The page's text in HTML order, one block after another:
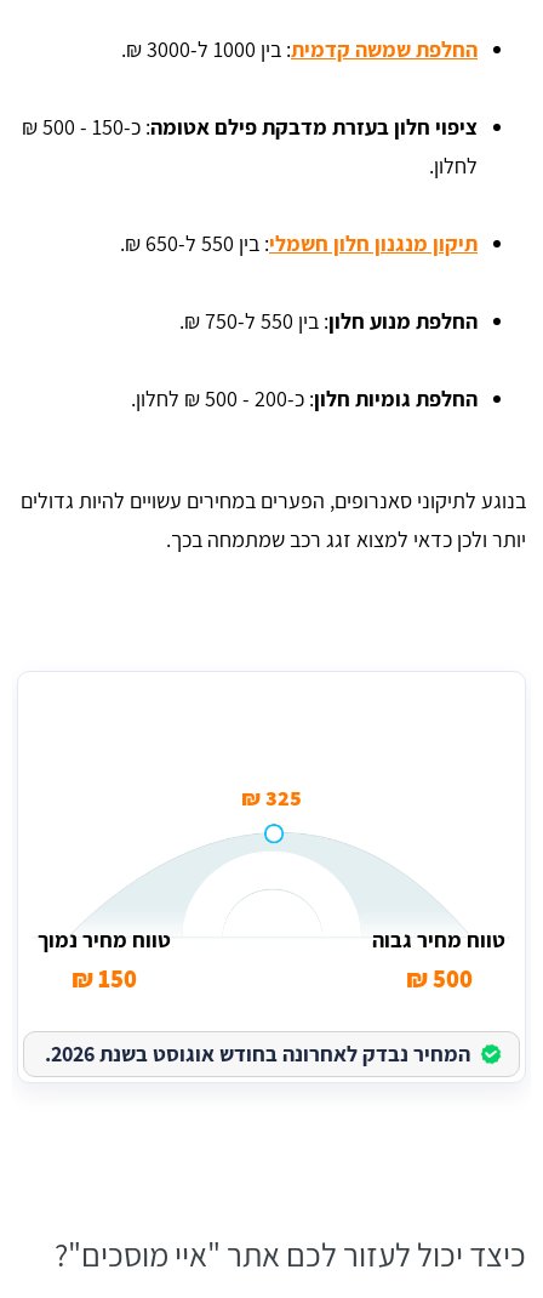
החלפת שמשה קדמית: בין 1000 ל-3000 ₪.
ציפוי חלון בעזרת מדבקת פילם אטומה
: כ-150 - 500 ₪
לחלון.
תיקון מנגנון חלון חשמלי: בין 550 ל-650 ₪.
החלפת מנוע חלון: בין 550 ל-750 ₪.
החלפת גומיות חלון: כ-200 - 500 ₪ לחלון.
בנוגע לתיקוני סאנרופים, הפערים במחירים עשויים להיות גדולים
יותר ולכן כדאי למצוא זגג רכב שמתמחה בכך.
325 ₪
טווח מחיר גבוה
500 ₪
טווח מחיר נמוך
150 ₪
המחיר נבדק לאחרונה בחודש אוגוסט בשנת 2026.
כיצד יכול לעזור לכם אתר "איי מוסכים"?